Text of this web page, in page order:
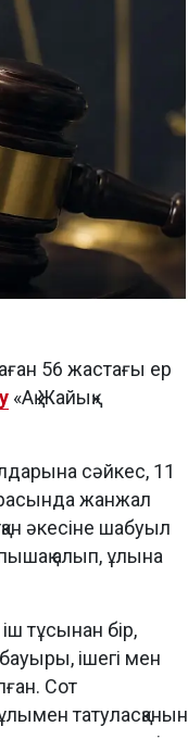
56 жастағы ер
«Ақ Жайық»
сәйкес, 11
жанжал
әкесіне шабуыл
алып, ұлына
тұсынан бір,
ішегі мен
Сот
татуласқанын